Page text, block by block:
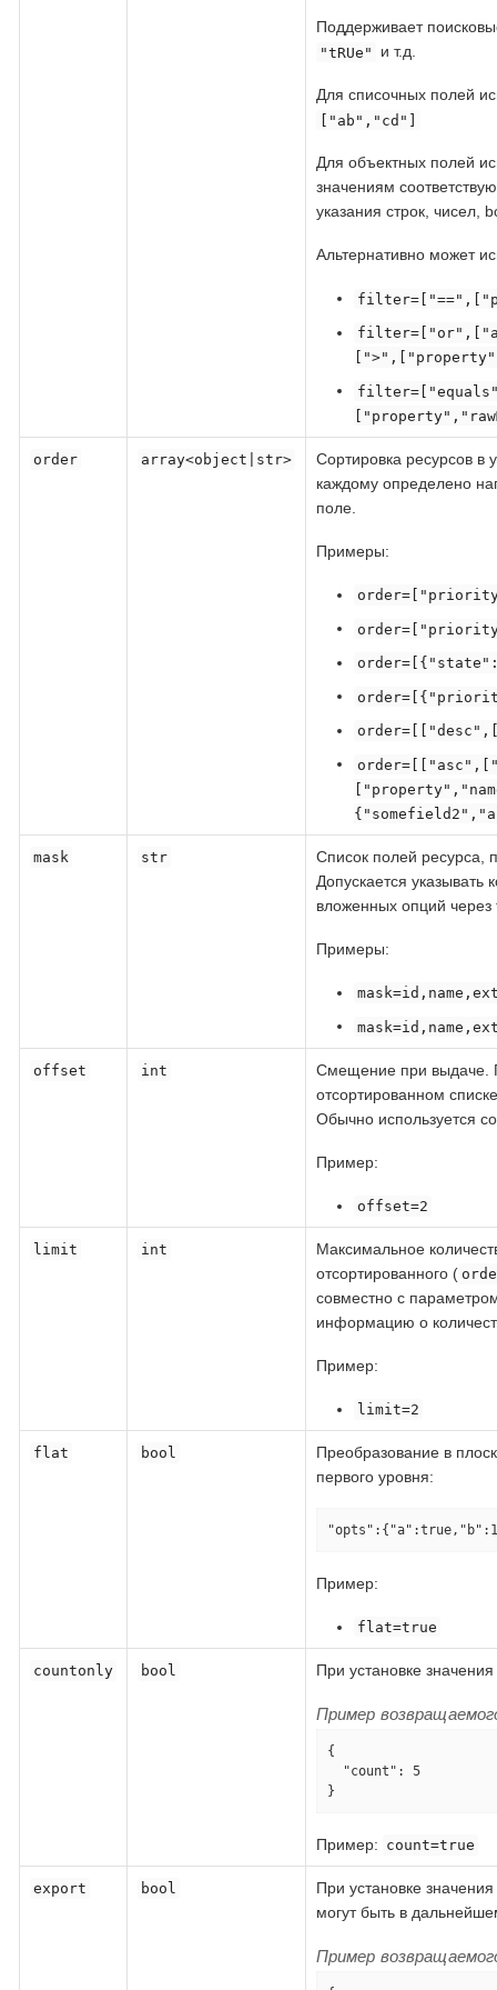
Поддерживает
"tRUe" и т.д.
Для списочных полей
["ab","cd"]
Для объектных полей
значениям
указания строк, чисел,
Альтернативно может
order array<object|str>
Сортировка ресурсов в
каждому определено
поле.
Примеры:
mask str
Список полей ресурса,
Допускается
вложенных опций через
Примеры:
offset int
Смещение при выдаче.
отсортированном
Обычно используется
Пример:
offset=2
limit int
Максимальное
отсортированного (
совместно с
информацию о
Пример:
limit=2
flat bool
Преобразование в
первого уровня:
Пример:
flat=true
countonly bool При установке значения
Пример
{
}
Пример: count=true
export bool
При установке значения
могут быть в
Пример